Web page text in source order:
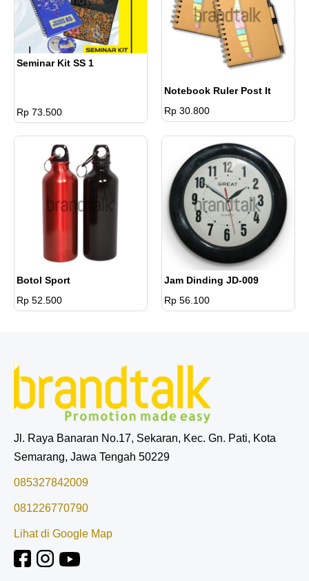
Seminar Kit SS 1
Rp 73.500
Notebook Ruler Post It
Rp 30.800
Botol Sport
Rp 52.500
Jam Dinding JD-009
Rp 56.100
Jl. Raya Banaran No.17, Sekaran, Kec. Gn. Pati, Kota
Semarang, Jawa Tengah 50229
085327842009
081226770790
Lihat di Google Map